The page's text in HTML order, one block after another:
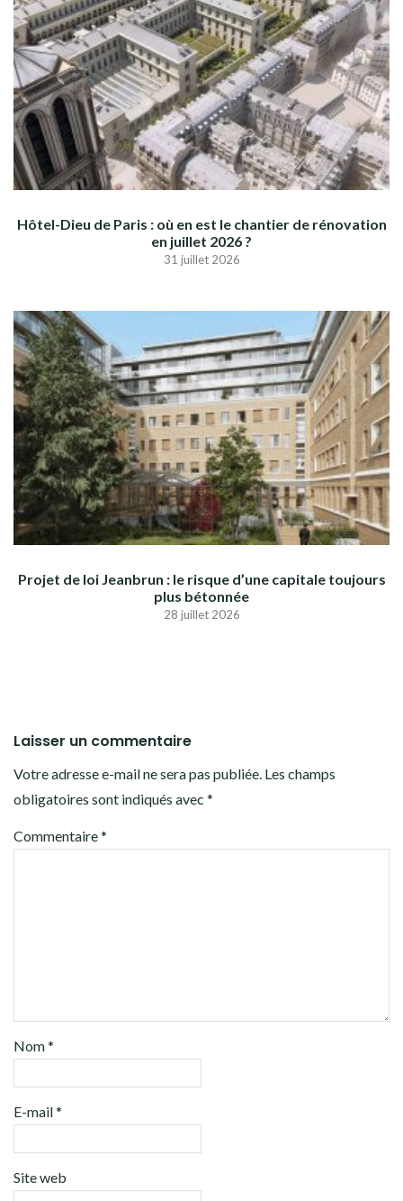
Hôtel-Dieu de Paris : où en est le chantier de rénovation
en juillet 2026 ?
31 juillet 2026
Projet de loi Jeanbrun : le risque d’une capitale toujours
plus bétonnée
28 juillet 2026
Laisser un commentaire
Votre adresse e-mail ne sera pas publiée. Les champs
obligatoires sont indiqués avec *
Commentaire*
Nom*
E-mail*
Site web